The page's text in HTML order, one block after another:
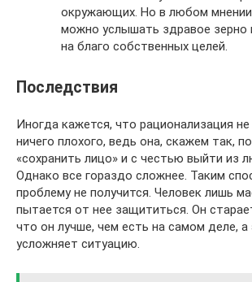
окружающих. Но в любом мнении
можно услышать здравое зерно
на благо собственных целей.
Последствия
Иногда кажется, что рационализация
ничего плохого, ведь она, скажем так,
«сохранить лицо» и с честью выйти из
Однако все гораздо сложнее. Таким
проблему не получится. Человек лишь
пытается от нее защититься. Он
что он лучше, чем есть на самом деле, а
усложняет ситуацию.